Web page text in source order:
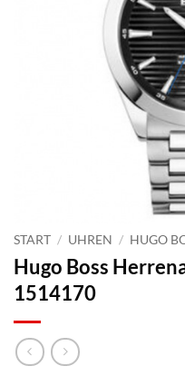
START / UHREN / HUGO
Hugo Boss
1514170